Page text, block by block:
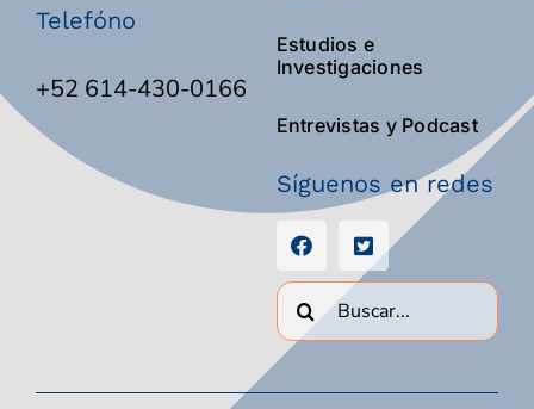
Telefóno
+52 614-430-0166
Estudios e
Investigaciones
Entrevistas y Podcast
Síguenos en redes
Buscar: